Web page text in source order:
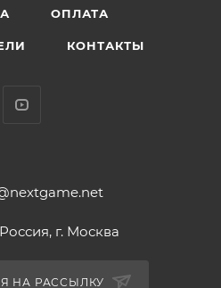
ОПЛАТА
КОНТАКТЫ
г. Москва
НА РАССЫЛКУ